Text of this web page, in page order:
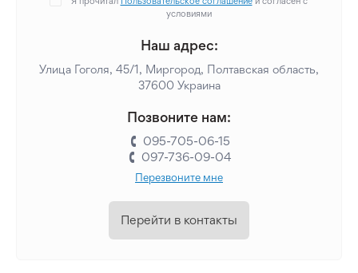
условиями
Наш адрес:
Улица Гоголя, 45/1, Миргород, Полтавская область,
37600 Украина
Позвоните нам:
095-705-06-15
097-736-09-04
Перезвоните мне
Перейти в контакты